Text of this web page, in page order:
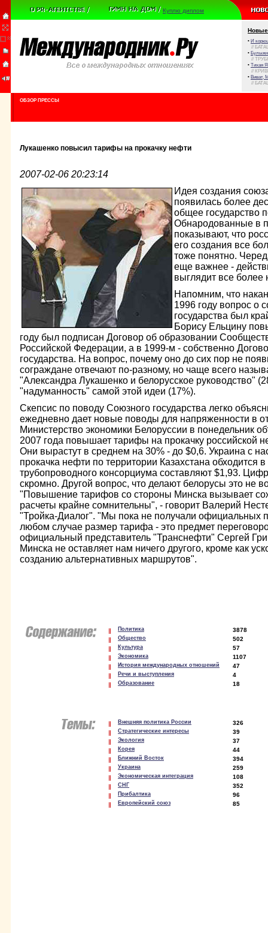
Куплю диплом
Новые
• И
//
•
//
• Тихая
//
• Виват,
//
ОБЗОР ПРЕССЫ
Лукашенко повысил тарифы на прокачку нефти
2007-02-06 20:23:14
Идея создания
появилась более
общее государство
Обнародованные в
показывают, что
его создания все
тоже понятно.
еще важнее -
выглядит все более
Напомним, что
1996 году вопрос о
государства был
Борису Ельцину
году был подписан Договор об образовании
Российской Федерации, а в 1999-м - собственно
государства. На вопрос, почему оно до сих пор не
сограждане отвечают по-разному, но чаще всего
"Александра Лукашенко и белорусское руководство"
"надуманность" самой этой идеи (17%).
Скепсис по поводу Союзного государства легко
ежедневно дает новые поводы для напряженности в
Министерство экономики Белоруссии в понедельник
2007 года повышает тарифы на прокачку российской
Они вырастут в среднем на 30% - до $0,6. Украина с
прокачка нефти по территории Казахстана обходится
трубопроводного консорциума составляют $1,93.
скромно. Другой вопрос, что делают белорусы это не
"Повышение тарифов со стороны Минска вызывает
расчеты крайне сомнительны", - говорит Валерий
"Тройка-Диалог". "Мы пока не получали официальных
любом случае размер тарифа - это предмет
официальный представитель "Транснефти" Сергей
Минска не оставляет нам ничего другого, кроме как
созданию альтернативных маршрутов".
Политика 3878
Общество 502
Культура 57
Экономика 1107
История международных отношений 47
Речи и выступления 4
Образование 18
Внешняя политика России 326
Стратегические интересы 39
Экология 37
Корея 44
Ближний Восток 394
Украина 259
Экономическая интеграция 108
СНГ 352
Прибалтика 96
Европейский союз 85